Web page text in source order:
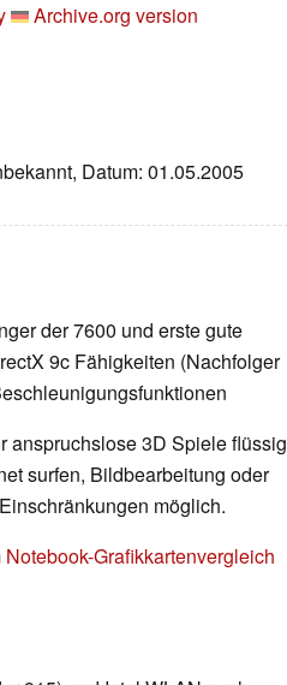
Archive.org version
Datum: 01.05.2005
der 7600 und erste gute
9c Fähigkeiten (Nachfolger
anspruchslose 3D Spiele flüssig
surfen, Bildbearbeitung oder
möglich.
Notebook-Grafikkartenvergleich